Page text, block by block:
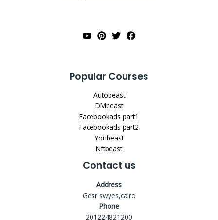
Popular Courses
Autobeast
DMbeast
Facebookads part1
Facebookads part2
Youbeast
Nftbeast
Contact us
Address
Gesr swyes,cairo
Phone
201224821200